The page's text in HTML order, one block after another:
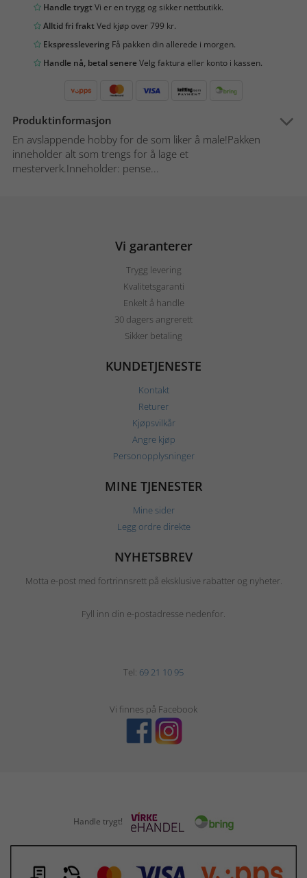
Handle trygtVi er en trygg og sikker nettbutikk.
Alltid fri fraktVed kjøp over 799 kr.
Ekspresslevering Få pakken din allerede i morgen.
Handle nå, betal senereVelg faktura eller konto i kassen.
Produktinformasjon
En avslappende hobby for de som liker å male!Pakken
inneholder alt som trengs for å lage et
mesterverk.Inneholder: pense...
Vi garanterer
Trygg levering
Kvalitetsgaranti
Enkelt å handle
30 dagers angrerett
Sikker betaling
KUNDETJENESTE
Kontakt
Returer
Kjøpsvilkår
Angre kjøp
Personopplysninger
MINE TJENESTER
Mine sider
Legg ordre direkte
NYHETSBREV
Motta e-post med fortrinnsrett på eksklusive rabatter og nyheter.
Fyll inn din e-postadresse nedenfor.
Tel: 69 21 10 95
Vi finnes på Facebook
Handle trygt!